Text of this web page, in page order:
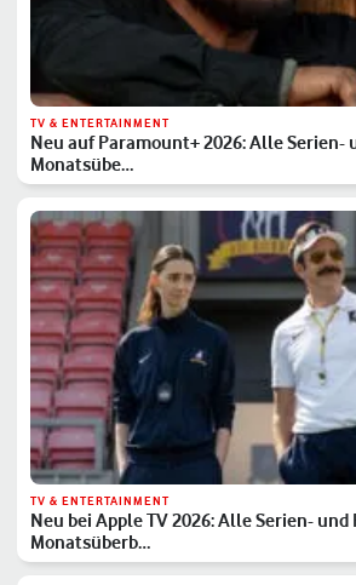
TV & ENTERTAINMENT
Neu auf Paramount+ 2026: Alle Serien-
Monatsübe…
TV & ENTERTAINMENT
Neu bei Apple TV 2026: Alle Serien-
Monatsüberb…